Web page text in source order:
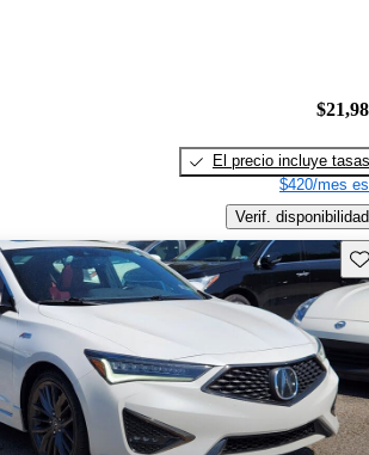
El precio incluye tasas
$420/mes
Verif. disponibilidad